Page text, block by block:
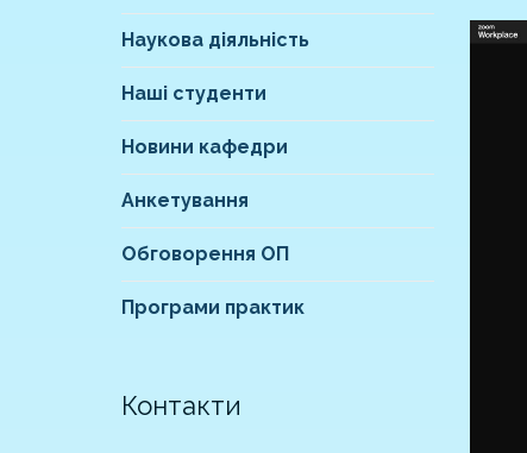
Наукова діяльність
Наші студенти
Новини кафедри
Анкетування
Обговорення ОП
Програми практик
Контакти